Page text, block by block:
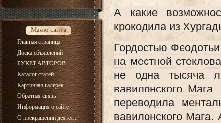
Меню сайта
Главная страница
Доска объявлений
БУКЕТ АВТОРОВ
Каталог статей
Картинная галерея
Обратная связь
Информация о сайте
О прекращении деятел...
А какие
крокодила из
Гордостью
на местной
не одна тысяча
вавилонского
переводила
вавилонского